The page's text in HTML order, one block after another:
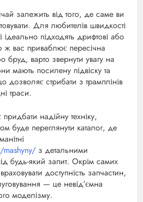
залежить від того, де саме ви
Для любителів швидкості
ідеально підходять дрифтові або
ж вас приваблює пересічна
бруд, варто звернути увагу на
мають посилену підвіску та
дозволяє стрибати з трамплінів
траси.
надійну техніку,
буде переглянути каталог, де
з детальними
будь-який запит. Окрім самих
доступність запчастин,
— це невід’ємна
моделізму.